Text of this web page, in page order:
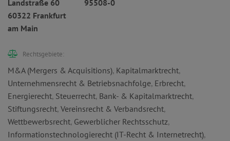
Landstraße 60
60322 Frankfurt
am Main
95508-0
Rechtsgebiete:
M&A (Mergers & Acquisitions), Kapitalmarktrecht,
Unternehmensrecht & Betriebsnachfolge, Erbrecht,
Energierecht, Steuerrecht, Bank- & Kapitalmarktrecht,
Stiftungsrecht, Vereinsrecht & Verbandsrecht,
Wettbewerbsrecht, Gewerblicher Rechtsschutz,
Informationstechnologierecht (IT-Recht & Internetrecht),